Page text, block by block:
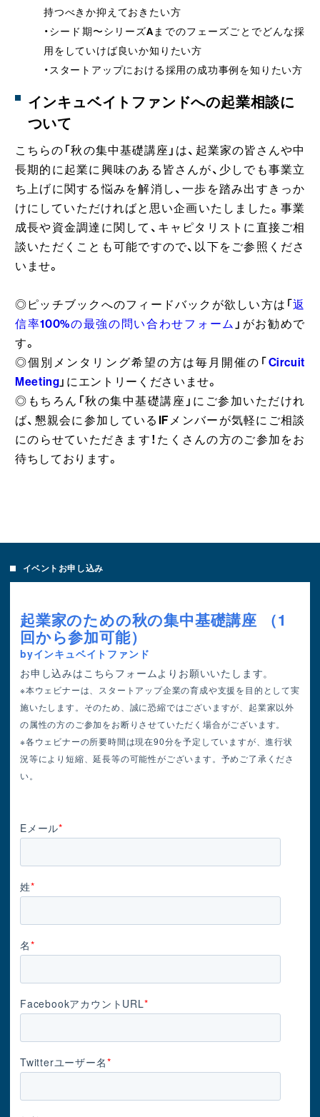
持つべきか抑えておきたい方
・シード期〜シリーズAまでのフェーズごとでどんな採
用をしていけば良いか知りたい方
・スタートアップにおける採用の成功事例を知りたい方
インキュベイトファンドへの起業相談に
ついて
こちらの「秋の集中基礎講座」は、起業家の皆さんや中
長期的に起業に興味のある皆さんが、少しでも事業立
ち上げに関する悩みを解消し、一歩を踏み出すきっか
けにしていただければと思い企画いたしました。事業
成長や資金調達に関して、キャピタリストに直接ご相
談いただくことも可能ですので、以下をご参照くださ
いませ。
◎ピッチブックへのフィードバックが欲しい方は「返
信率100%の最強の問い合わせフォーム 」がお勧めで
す。
◎個別メンタリング希望の方は毎月開催の「Circuit
Meeting 」にエントリーくださいませ。
◎もちろん「秋の集中基礎講座」にご参加いただけれ
ば、懇親会に参加しているIFメンバーが気軽にご相談
にのらせていただきます！たくさんの方のご参加をお
待ちしております。
イベントお申し込み
起業家のための秋の集中基礎講座 （1
回から参加可能）
byインキュベイトファンド
お申し込みはこちらフォームよりお願いいたします。
※本ウェビナーは、スタートアップ企業の育成や支援を目的として実
施いたします。そのため、誠に恐縮ではございますが、起業家以外
の属性の方のご参加をお断りさせていただく場合がございます。
※各ウェビナーの所要時間は現在90分を予定していますが、進行状
況等により短縮、延長等の可能性がございます。予めご了承くださ
い。
Eメール*
姓*
名*
FacebookアカウントURL*
Twitterユーザー名*